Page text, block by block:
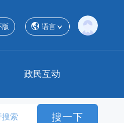
版 语言
政民互动
搜一下